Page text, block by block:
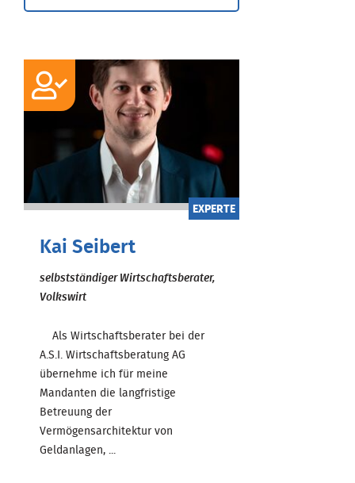
EXPERTE
Kai Seibert
selbstständiger Wirtschaftsberater,
Volkswirt
Als Wirtschaftsberater bei der
A.S.I. Wirtschaftsberatung AG
übernehme ich für meine
Mandanten die langfristige
Betreuung der
Vermögensarchitektur von
Geldanlagen, ...